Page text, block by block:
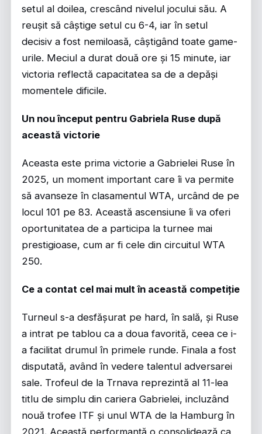
setul al doilea, crescând nivelul jocului său. A
reușit să câștige setul cu 6-4, iar în setul
decisiv a fost nemiloasă, câștigând toate game-
urile. Meciul a durat două ore și 15 minute, iar
victoria reflectă capacitatea sa de a depăși
momentele dificile.
Un nou început pentru Gabriela Ruse după
această victorie
Aceasta este prima victorie a Gabrielei Ruse în
2025, un moment important care îi va permite
să avanseze în clasamentul WTA, urcând de pe
locul 101 pe 83. Această ascensiune îi va oferi
oportunitatea de a participa la turnee mai
prestigioase, cum ar fi cele din circuitul WTA
250.
Ce a contat cel mai mult în această competiție
Turneul s-a desfășurat pe hard, în sală, și Ruse
a intrat pe tablou ca a doua favorită, ceea ce i-
a facilitat drumul în primele runde. Finala a fost
disputată, având în vedere talentul adversarei
sale. Trofeul de la Trnava reprezintă al 11-lea
titlu de simplu din cariera Gabrielei, incluzând
nouă trofee ITF și unul WTA de la Hamburg în
2021. Această performanță o consolidează ca